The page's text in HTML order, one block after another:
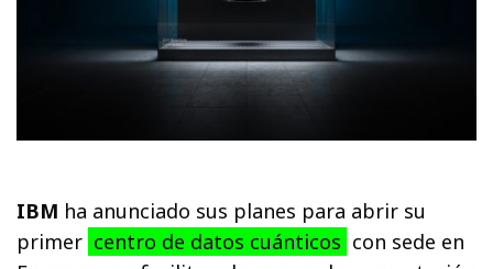
IBM ha anunciado sus planes para abrir su
primer centro de datos cuánticos con sede en